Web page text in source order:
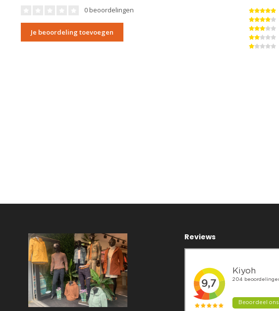
0 beoordelingen
Je beoordeling toevoegen
Reviews